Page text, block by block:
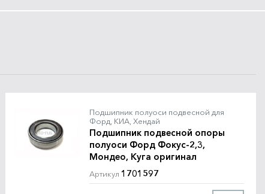
Подшипник полуоси подвесной для
Форд, КИА, Хендай
Подшипник подвесной опоры
полуоси Форд Фокус-2,3,
Мондео, Куга оригинал
Артикул 1701597